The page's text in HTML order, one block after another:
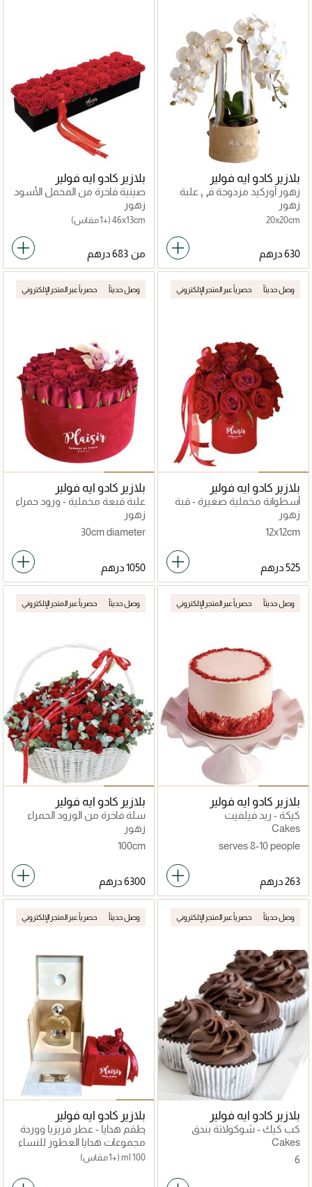
بلازير كادو ايه فولير
زهور أوركيد مزدوجة في علبة
مخملية
زهور
20x20cm
بلازير كادو ايه فولير
صينية فاخرة من المخمل الأسود
مزينة بالورود الحمراء
زهور
46x13cm (+1 مقاس)
من
وصل حديثاً حصرياً عبر المتجر الإلكتروني
بلازير كادو ايه فولير
أسطوانة مخملية صغيرة - قبة
وردة الحديقة الحمراء
زهور
12x12cm
وصل حديثاً حصرياً عبر المتجر الإلكتروني
بلازير كادو ايه فولير
علبة قبعة مخملية - ورود حمراء
مع زهور الأوركيد
زهور
30cm diameter
وصل حديثاً حصرياً عبر المتجر الإلكتروني
بلازير كادو ايه فولير
كيكة - ريد فيلفيت
Cakes
serves 8-10 people
وصل حديثاً حصرياً عبر المتجر الإلكتروني
بلازير كادو ايه فولير
سلة فاخرة من الورود الحمراء
زهور
100cm
وصل حديثاً حصرياً عبر المتجر الإلكتروني
بلازير كادو ايه فولير
كب كيك - شوكولاتة بندق
Cakes
6
وصل حديثاً حصرياً عبر المتجر الإلكتروني
بلازير كادو ايه فولير
طقم هدايا - عطر فريزيا ووردة
أبدية مفردة
مجموعات هدايا العطور للنساء
100 ml (+1 مقاس)